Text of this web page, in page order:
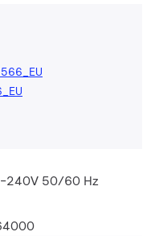
240V 50/60 Hz